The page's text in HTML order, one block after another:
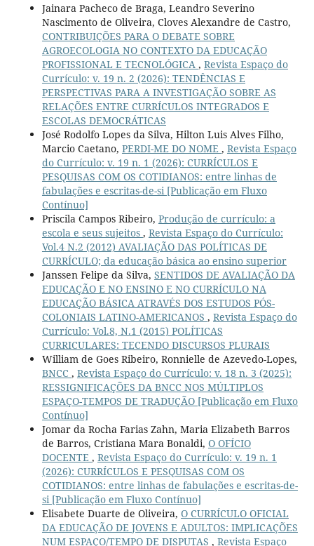
Jainara Pacheco de Braga, Leandro Severino
Nascimento de Oliveira, Cloves Alexandre de Castro,
CONTRIBUIÇÕES PARA O DEBATE SOBRE
AGROECOLOGIA NO CONTEXTO DA EDUCAÇÃO
PROFISSIONAL E TECNOLÓGICA , Revista Espaço do
Currículo: v. 19 n. 2 (2026): TENDÊNCIAS E
PERSPECTIVAS PARA A INVESTIGAÇÃO SOBRE AS
RELAÇÕES ENTRE CURRÍCULOS INTEGRADOS E
ESCOLAS DEMOCRÁTICAS
José Rodolfo Lopes da Silva, Hilton Luis Alves Filho,
Marcio Caetano, PERDI-ME DO NOME , Revista Espaço
do Currículo: v. 19 n. 1 (2026): CURRÍCULOS E
PESQUISAS COM OS COTIDIANOS: entre linhas de
fabulações e escritas-de-si [Publicação em Fluxo
Contínuo]
Priscila Campos Ribeiro, Produção de currículo: a
escola e seus sujeitos , Revista Espaço do Currículo:
Vol.4 N.2 (2012) AVALIAÇÃO DAS POLÍTICAS DE
CURRÍCULO; da educação básica ao ensino superior
Janssen Felipe da Silva, SENTIDOS DE AVALIAÇÃO DA
EDUCAÇÃO E NO ENSINO E NO CURRÍCULO NA
EDUCAÇÃO BÁSICA ATRAVÉS DOS ESTUDOS PÓS-
COLONIAIS LATINO-AMERICANOS , Revista Espaço do
Currículo: Vol.8, N.1 (2015) POLÍTICAS
CURRICULARES: TECENDO DISCURSOS PLURAIS
William de Goes Ribeiro, Ronnielle de Azevedo-Lopes,
BNCC , Revista Espaço do Currículo: v. 18 n. 3 (2025):
RESSIGNIFICAÇÕES DA BNCC NOS MÚLTIPLOS
ESPAÇO-TEMPOS DE TRADUÇÃO [Publicação em Fluxo
Contínuo]
Jomar da Rocha Farias Zahn, Maria Elizabeth Barros
de Barros, Cristiana Mara Bonaldi, O OFÍCIO
DOCENTE , Revista Espaço do Currículo: v. 19 n. 1
(2026): CURRÍCULOS E PESQUISAS COM OS
COTIDIANOS: entre linhas de fabulações e escritas-de-
si [Publicação em Fluxo Contínuo]
Elisabete Duarte de Oliveira, O CURRÍCULO OFICIAL
DA EDUCAÇÃO DE JOVENS E ADULTOS: IMPLICAÇÕES
NUM ESPAÇO/TEMPO DE DISPUTAS , Revista Espaço